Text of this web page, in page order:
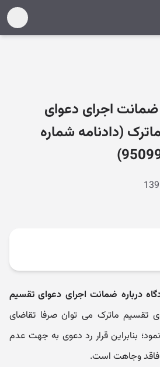
ضمانت اجرای دعوای
(دادنامه شماره
درباره ضمانت اجرای دعوای تقسیم
تقسیم ماترک می توان صرفا تقاضای
بنابراین قرار رد دعوی به جهت عدم
فاقد وجاهت است.